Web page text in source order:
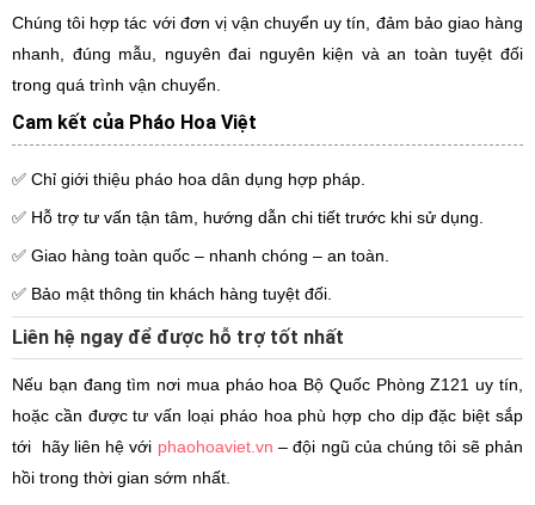
Chúng tôi hợp tác với đơn vị vận chuyển uy tín, đảm bảo giao hàng
nhanh, đúng mẫu, nguyên đai nguyên kiện và an toàn tuyệt đối
trong quá trình vận chuyển.
Cam kết của Pháo Hoa Việt
✅ Chỉ giới thiệu pháo hoa dân dụng hợp pháp.
✅ Hỗ trợ tư vấn tận tâm, hướng dẫn chi tiết trước khi sử dụng.
✅ Giao hàng toàn quốc – nhanh chóng – an toàn.
✅ Bảo mật thông tin khách hàng tuyệt đối.
Liên hệ ngay để được hỗ trợ tốt nhất
Nếu bạn đang tìm nơi mua pháo hoa Bộ Quốc Phòng Z121 uy tín,
hoặc cần được tư vấn loại pháo hoa phù hợp cho dịp đặc biệt sắp
tới hãy liên hệ với phaohoaviet.vn – đội ngũ của chúng tôi sẽ phản
hồi trong thời gian sớm nhất.